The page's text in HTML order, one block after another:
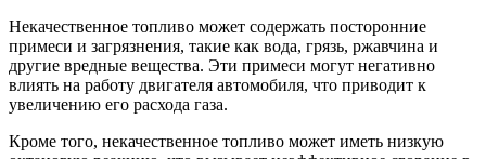
Некачественное топливо может содержать посторонние
примеси и загрязнения, такие как вода, грязь, ржавчина и
другие вредные вещества. Эти примеси могут негативно
влиять на работу двигателя автомобиля, что приводит к
увеличению его расхода газа.
Кроме того, некачественное топливо может иметь низкую